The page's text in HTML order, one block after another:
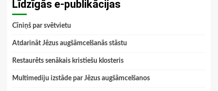
Līdzīgās e-publikācijas
Cīniņš par svētvietu
Atdarināt Jēzus augšāmcelšanās stāstu
Restaurēts senākais kristiešu klosteris
Multimediju izstāde par Jēzus augšāmcelšanos